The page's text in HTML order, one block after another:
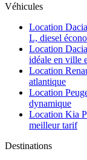
Véhicules
Location
L, diesel
Location
idéale en ville
Location
atlantique
Location
dynamique
Location Kia
meilleur tarif
Destinations